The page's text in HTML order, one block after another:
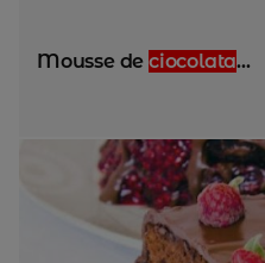
Mousse deciocolata...